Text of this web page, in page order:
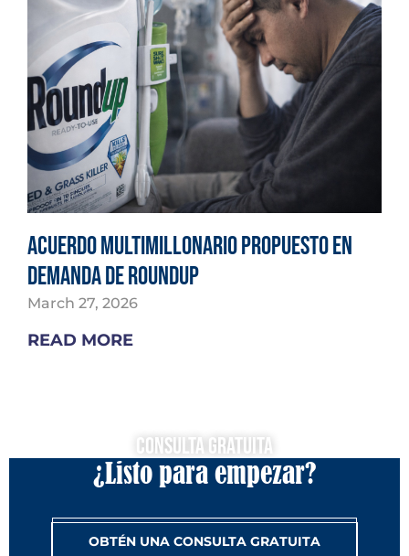
Acuerdo multimillonario propuesto en
demanda de Roundup
March 27, 2026
READ MORE
Consulta Gratuita
¿Listo para empezar?
OBTÉN UNA CONSULTA GRATUITA